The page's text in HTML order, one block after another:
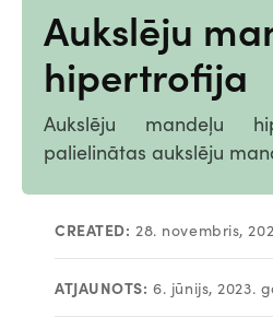
Aukslēju
hipertrofija
Aukslēju mandeļu
palielinātas aukslēju
CREATED: 28. novembris,
ATJAUNOTS: 6. jūnijs, 2023.